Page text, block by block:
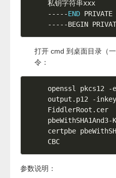
-- - --END PRIVATE
-----BEGIN
打开 cmd 到桌面目录（
令：
openssl pkcs12
output.p12 -
FiddlerRoot.cer
certpbe
参数说明：